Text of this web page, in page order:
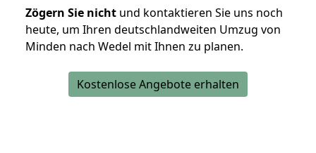
Zögern Sie nicht und kontaktieren Sie uns noch
heute, um Ihren deutschlandweiten Umzug von
Minden nach Wedel mit Ihnen zu planen.
Kostenlose Angebote erhalten